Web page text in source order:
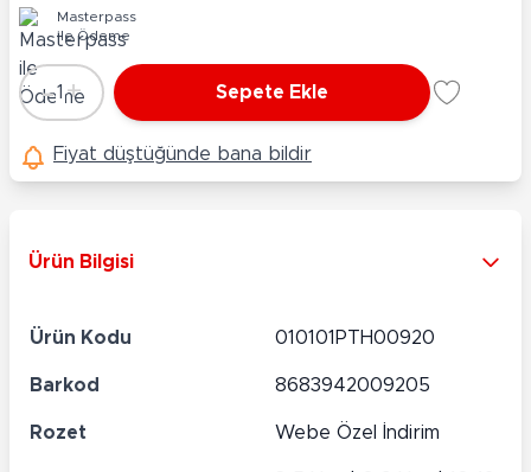
Masterpass
ile Ödeme
Adet
-1 + Sepete Ekle
Fiyat düştüğünde bana bildir
Ürün Bilgisi
Ürün Kodu 010101PTH00920
Barkod 8683942009205
Rozet Webe Özel İndirim